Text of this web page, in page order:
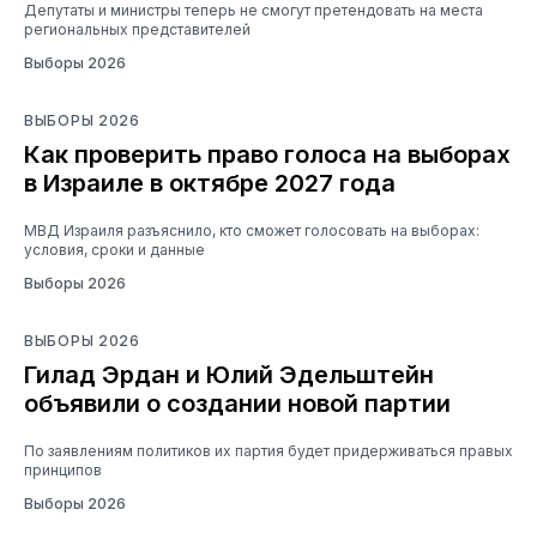
Депутаты и министры теперь не смогут претендовать на места
региональных представителей
Выборы 2026
ВЫБОРЫ 2026
Как проверить право голоса на выборах
в Израиле в октябре 2027 года
МВД Израиля разъяснило, кто сможет голосовать на выборах:
условия, сроки и данные
Выборы 2026
ВЫБОРЫ 2026
Гилад Эрдан и Юлий Эдельштейн
объявили о создании новой партии
По заявлениям политиков их партия будет придерживаться правых
принципов
Выборы 2026